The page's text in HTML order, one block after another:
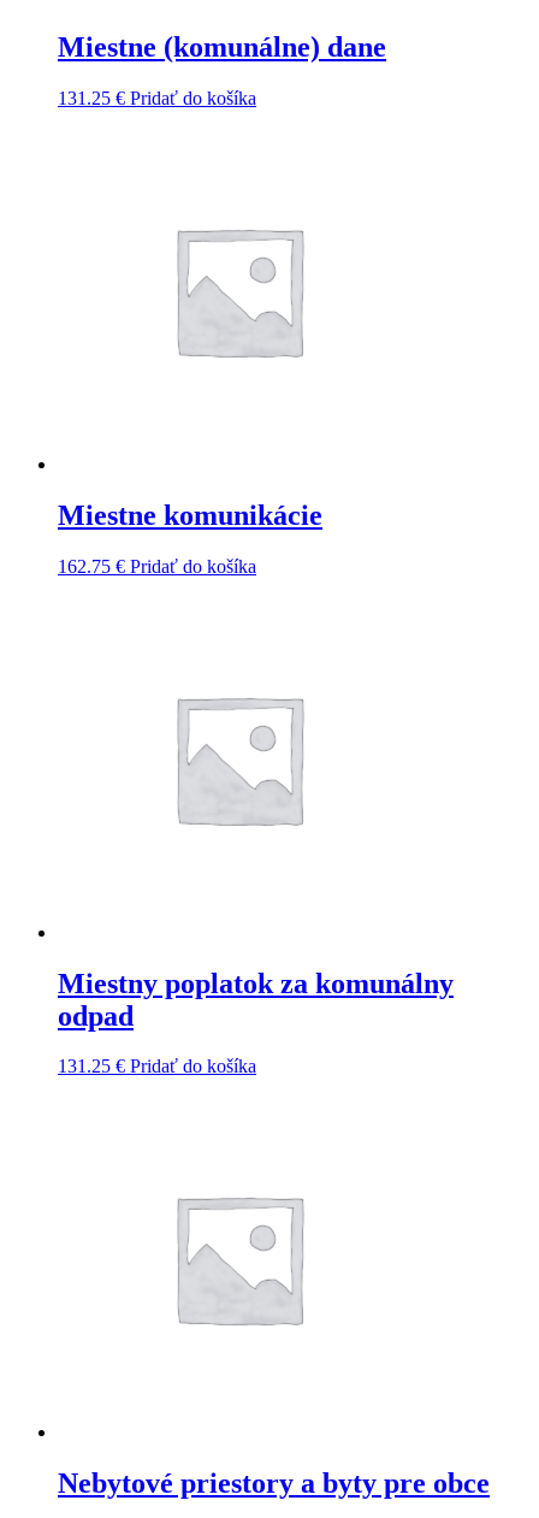
Miestne (komunálne) dane
131.25 € Pridať do košíka
Miestne komunikácie
162.75 € Pridať do košíka
Miestny poplatok za komunálny
odpad
131.25 € Pridať do košíka
Nebytové priestory a byty pre obce